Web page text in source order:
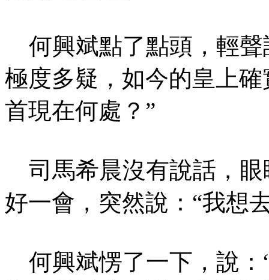
何興斌點了點頭，輕聲
極度多疑，如今的皇上
首現在何處？”
司馬希晨沒有說話，眼
好一會，突然說：“我想
何興斌愣了一下，說：